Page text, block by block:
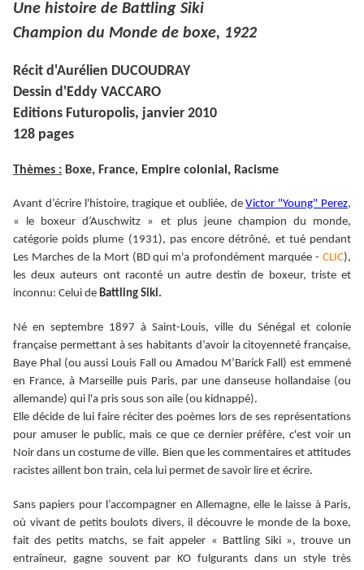
Une histoire de Battling Siki
Champion du Monde de boxe, 1922
Récit d'Aurélien DUCOUDRAY
Dessin d'Eddy VACCARO
Editions Futuropolis, janvier 2010
128 pages
Thèmes : Boxe, France, Empire colonial, Racisme
Avant d’écrire l'histoire, tragique et oubliée, deVictor "Young" Perez,
« le boxeur d’Auschwitz » et plus jeune champion du monde,
catégorie poids plume (1931), pas encore détrôné, et tué pendant
Les Marches de la Mort (BD qui m'a profondément marquée - CLIC),
les deux auteurs ont raconté un autre destin de boxeur, triste et
inconnu: Celui de Battling Siki.
Né en septembre 1897 à Saint-Louis, ville du Sénégal et colonie
française permettant à ses habitants d’avoir la citoyenneté française,
Baye Phal (ou aussi Louis Fall ou Amadou M’Barick Fall) est emmené
en France, à Marseille puis Paris, par une danseuse hollandaise (ou
allemande) qui l'a pris sous son aile (ou kidnappé).
Elle décide de lui faire réciter des poèmes lors de ses représentations
pour amuser le public, mais ce que ce dernier préfère, c'est voir un
Noir dans un costume de ville. Bien que les commentaires et attitudes
racistes aillent bon train, cela lui permet de savoir lire et écrire.
Sans papiers pour l’accompagner en Allemagne, elle le laisse à Paris,
où vivant de petits boulots divers, il découvre le monde de la boxe,
fait des petits matchs, se fait appeler « Battling Siki », trouve un
entraîneur, gagne souvent par KO fulgurants dans un style très